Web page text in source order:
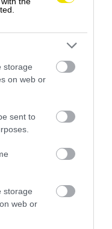
storage
on web or
sent to
storage
web or
Playa del
centre mesta, má
pre domácich.
na prechádzku
lemovaná
kaviarne,
jedinečnú